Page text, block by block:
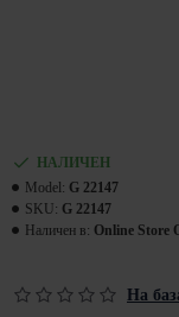
НАЛИЧЕН
Model: G 22147
SKU: G 22147
Наличен в: Online Store
На